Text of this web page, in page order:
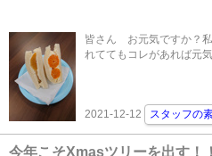
皆さん お元気ですか？
れててもコレがあれば元
2021-12-12 スタッフの
今年こそXmasツリーを出す！